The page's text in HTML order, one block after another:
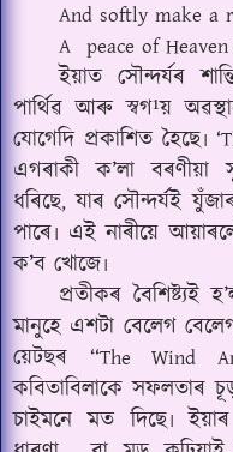
And softly make a
A peace of
ইয়াত সৌন্দৰ্যৰ
পাৰ্থিৱ আৰু স্বগ¹য়
যোগেদি প্ৰকাশিত হৈছে৷ ‘
এগৰাকী ক’লা বৰণীয়া
ধৰিছে,যাৰ সৌন্দৰ্যই
পাৰে৷ এই নাৰীয়ে
ক’ব খোজে৷
প্ৰতীকৰ
মানুহে এশটা বেলেগ
য়েটছৰ ‘‘The Wind
কবিতাবিলাকে সফলতাৰ
চাইমনে মত দিছে৷